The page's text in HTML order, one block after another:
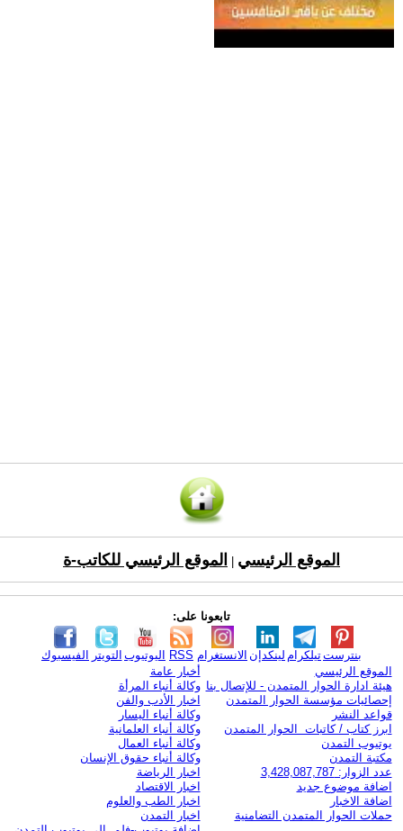
الموقع الرئيسي الموقع الرئيسي للكاتب-ة
تابعونا على:
الفيسبوك التويتر اليوتيوب RSS الانستغرام لينكدإن تيلكرامبنترست
الموقع الرئيسي
هيئة ادارة الحوار المتمدن - للإتصال بنا
إحصائيات مؤسسة الحوار المتمدن
قواعد النشر
ابرز كتاب / كاتبات الحوار المتمدن
يوتيوب التمدن
مكتبة التمدن
عدد الزوار: 3,428,087,787
اضافة موضوع جديد
اضافة الاخبار
حملات الحوار المتمدن التضامنية
أخبار عامة
وكالة أنباء المرأة
اخبار الأدب والفن
وكالة أنباء اليسار
وكالة أنباء العلمانية
وكالة أنباء العمال
وكالة أنباء حقوق الإنسان
اخبار الرياضة
اخبار الاقتصاد
اخبار الطب والعلوم
اخبار التمدن